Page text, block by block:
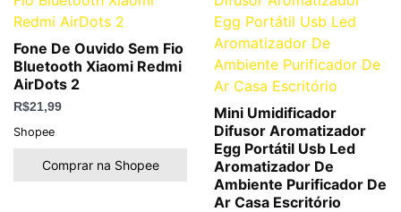
Fone De Ouvido Sem Fio
Bluetooth Xiaomi Redmi
AirDots 2
R$21,99
Shopee
Comprar na Shopee
Mini Umidificador
Difusor Aromatizador
Egg Portátil Usb Led
Aromatizador De
Ambiente Purificador De
Ar Casa Escritório